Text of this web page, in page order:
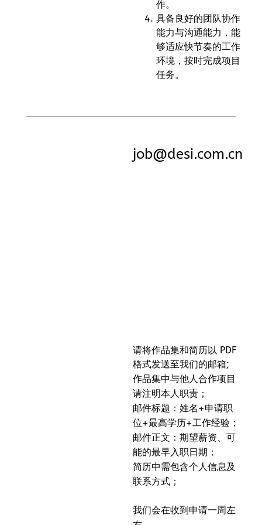
作。
具备良好的团队协作
能力与沟通能力，能
够适应快节奏的工作
环境，按时完成项目
任务。
job@desi.com.cn
请将作品集和简历以 PDF
格式发送至我们的邮箱;
作品集中与他人合作项目
请注明本人职责；
邮件标题：姓名+申请职
位+最高学历+工作经验；
邮件正文：期望薪资、可
能的最早入职日期；
简历中需包含个人信息及
联系方式；
我们会在收到申请一周左